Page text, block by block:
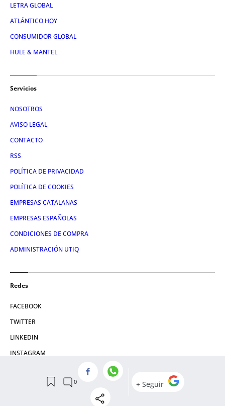
LETRA GLOBAL
ATLÁNTICO HOY
CONSUMIDOR GLOBAL
HULE & MANTEL
Servicios
NOSOTROS
AVISO LEGAL
CONTACTO
RSS
POLÍTICA DE PRIVACIDAD
POLÍTICA DE COOKIES
EMPRESAS CATALANAS
EMPRESAS ESPAÑOLAS
CONDICIONES DE COMPRA
ADMINISTRACIÓN UTIQ
Redes
FACEBOOK
TWITTER
LINKEDIN
INSTAGRAM
© 2026 Crónica Global Media, SL